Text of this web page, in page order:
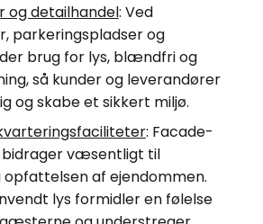
og detailhandel: Ved
parkeringspladser og
brug for lys, blændfri og
så kunder og leverandører
og skabe et sikkert miljø.
: Facade-
bidrager væsentligt til
opfattelsen af ejendommen.
lys formidler en følelse